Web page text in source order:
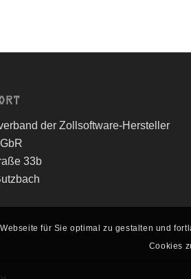
der Zollsoftware-Hersteller
33b
für Sie optimal zu gestalten und
Cookies